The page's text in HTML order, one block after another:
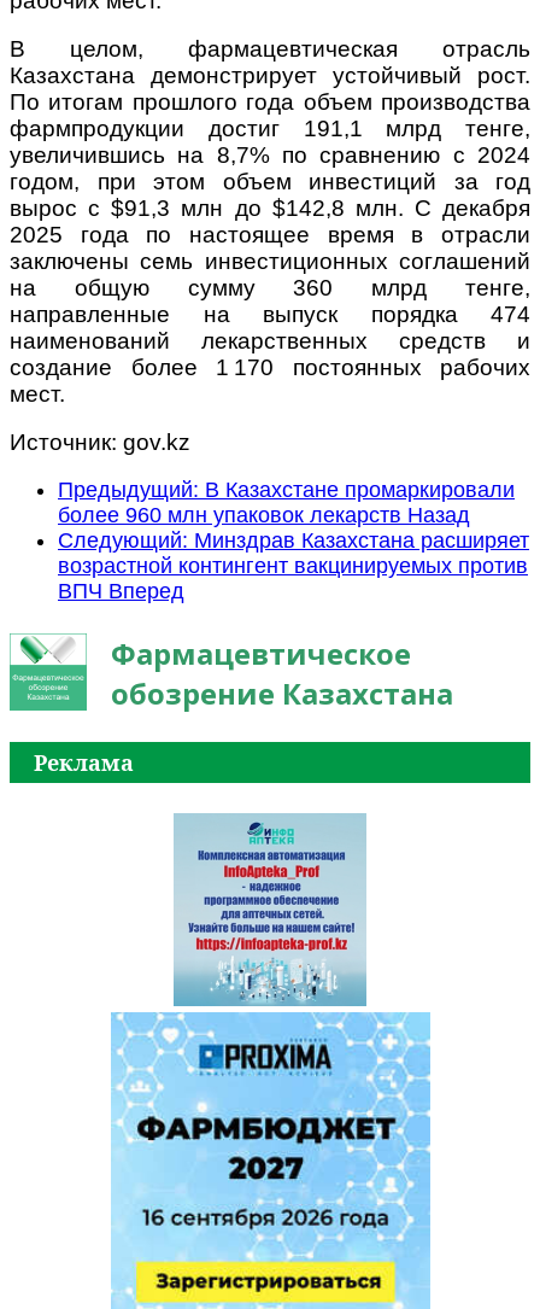
В целом, фармацевтическая отрасль
Казахстана демонстрирует устойчивый рост.
По итогам прошлого года объем производства
фармпродукции достиг 191,1 млрд тенге,
увеличившись на 8,7% по сравнению с 2024
годом, при этом объем инвестиций за год
вырос с $91,3 млн до $142,8 млн. С декабря
2025 года по настоящее время в отрасли
заключены семь инвестиционных соглашений
на общую сумму 360 млрд тенге,
направленные на выпуск порядка 474
наименований лекарственных средств и
создание более 1 170 постоянных рабочих
мест.
Источник: gov.kz
Предыдущий: В Казахстане промаркировали
более 960 млн упаковок лекарств Назад
Следующий: Минздрав Казахстана расширяет
возрастной контингент вакцинируемых против
ВПЧ Вперед
Фармацевтическое
обозрение Казахстана
Реклама